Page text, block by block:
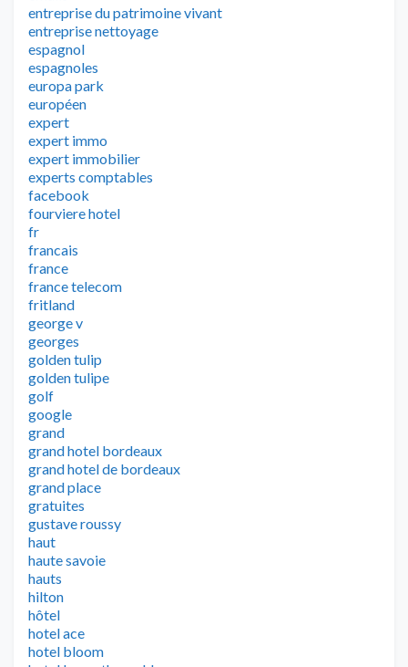
entreprise du patrimoine vivant
entreprise nettoyage
espagnol
espagnoles
europa park
européen
expert
expert immo
expert immobilier
experts comptables
facebook
fourviere hotel
fr
francais
france
france telecom
fritland
george v
georges
golden tulip
golden tulipe
golf
google
grand
grand hotel bordeaux
grand hotel de bordeaux
grand place
gratuites
gustave roussy
haut
haute savoie
hauts
hilton
hôtel
hotel ace
hotel bloom